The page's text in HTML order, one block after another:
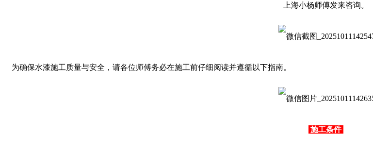
上海小杨师傅发来咨询。
为确保水漆施工质量与安全，请各位师傅务必在施工前仔细阅读并遵循以下指南。
施工条件